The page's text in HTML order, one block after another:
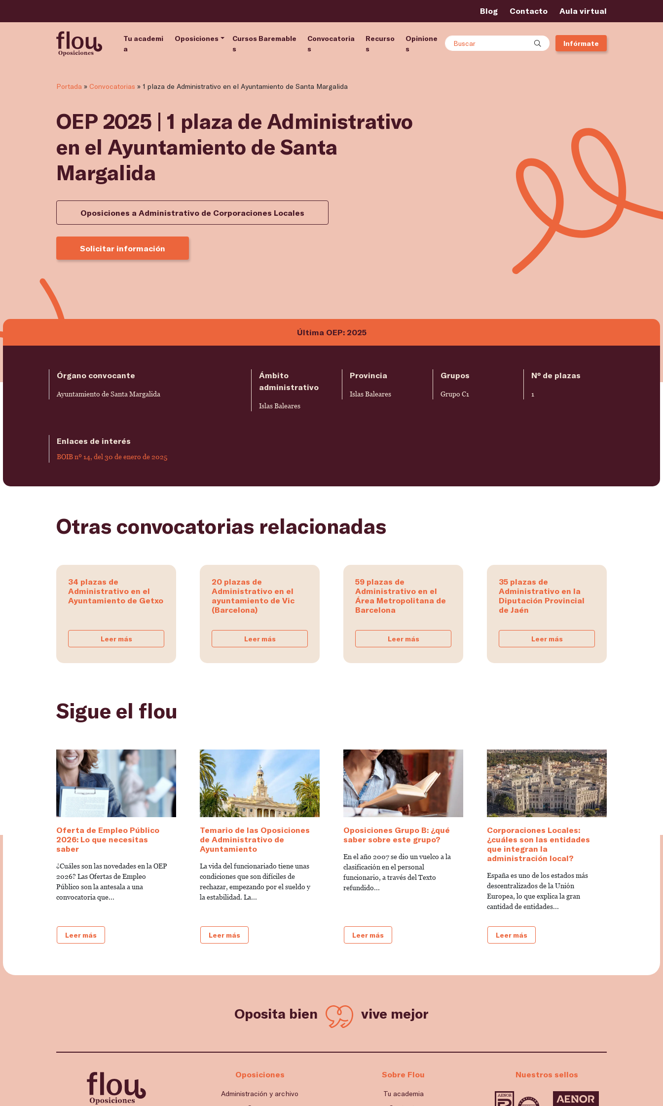
Blog Contacto Aula virtual
Tu academi
a
Oposiciones
Cursos Baremable
s
Convocatoria
s
Recurso
s
Opinione
s
Buscar Infórmate
Portada » Convocatorias » 1 plaza de Administrativo en el Ayuntamiento de Santa Margalida
OEP 2025 | 1 plaza de Administrativo
en el Ayuntamiento de Santa
Margalida
Oposiciones a Administrativo de Corporaciones Locales
Solicitar información
Última OEP: 2025
Órgano convocante
Ayuntamiento de Santa Margalida
Ámbito
administrativo
Islas Baleares
Provincia
Islas Baleares
Grupos
Grupo C1
Nº de plazas
1
Enlaces de interés
BOIB nº 14, del 30 de enero de 2025
Otras convocatorias relacionadas
34 plazas de
Administrativo en el
Ayuntamiento de Getxo
Leer más
20 plazas de
Administrativo en el
ayuntamiento de Vic
(Barcelona)
Leer más
59 plazas de
Administrativo en el
Área Metropolitana de
Barcelona
Leer más
35 plazas de
Administrativo en la
Diputación Provincial
de Jaén
Leer más
Sigue el flou
Oferta de Empleo Público
2026: Lo que necesitas
saber
¿Cuáles son las novedades en la OEP
2026? Las Ofertas de Empleo
Público son la antesala a una
convocatoria que...
Leer más
Temario de las Oposiciones
de Administrativo de
Ayuntamiento
La vida del funcionariado tiene unas
condiciones que son difíciles de
rechazar, empezando por el sueldo y
la estabilidad. La...
Leer más
Oposiciones Grupo B: ¿qué
saber sobre este grupo?
En el año 2007 se dio un vuelco a la
clasificación en el personal
funcionario, a través del Texto
refundido...
Leer más
Corporaciones Locales:
¿cuáles son las entidades
que integran la
administración local?
España es uno de los estados más
descentralizados de la Unión
Europea, lo que explica la gran
cantidad de entidades...
Leer más
Oposita bien vive mejor
Oposiciones
Administración y archivo
Sobre Flou
Tu academia
Nuestros sellos